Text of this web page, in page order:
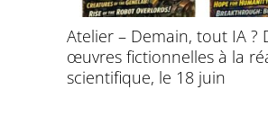
Atelier – Demain, tout IA ?
œuvres fictionnelles à la
scientifique, le 18 juin